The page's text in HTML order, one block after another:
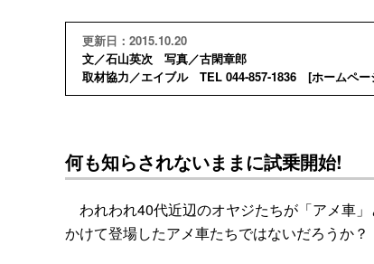
更新日：2015.10.20
文／石山英次 写真／古閑章郎
取材協力／エイブル TEL 044-857-1836 [ホームペー
何も知らされないままに試乗開始!
われわれ40代近辺のオヤジたちが「アメ車
かけて登場したアメ車たちではないだろうか？